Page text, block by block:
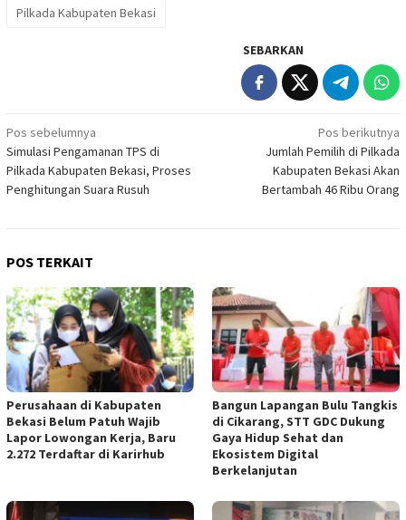
Pilkada Kabupaten Bekasi
SEBARKAN
Navigasi
pos
Pos sebelumnya
Simulasi Pengamanan TPS di
Pilkada Kabupaten Bekasi, Proses
Penghitungan Suara Rusuh
Pos berikutnya
Jumlah Pemilih di Pilkada
Kabupaten Bekasi Akan
Bertambah 46 Ribu Orang
POS TERKAIT
Perusahaan di Kabupaten
Bekasi Belum Patuh Wajib
Lapor Lowongan Kerja, Baru
2.272 Terdaftar di Karirhub
Bangun Lapangan Bulu Tangkis
di Cikarang, STT GDC Dukung
Gaya Hidup Sehat dan
Ekosistem Digital
Berkelanjutan